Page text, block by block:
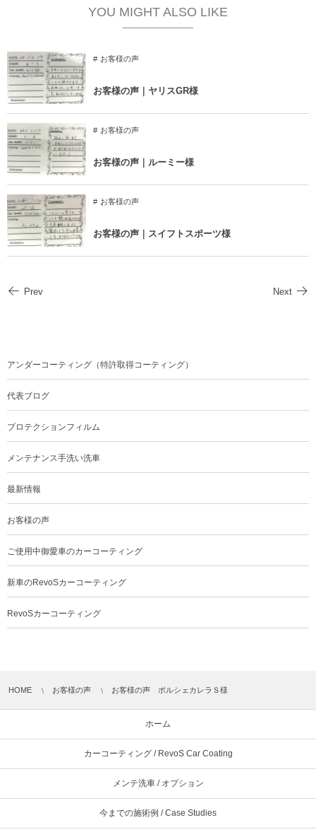
YOU MIGHT ALSO LIKE
お客様の声
お客様の声｜ヤリスGR様
お客様の声
お客様の声｜ルーミー様
お客様の声
お客様の声｜スイフトスポーツ様
Prev Next
アンダーコーティング（特許取得コーティング）
代表ブログ
プロテクションフィルム
メンテナンス手洗い洗車
最新情報
お客様の声
ご使用中御愛車のカーコーティング
新車のRevoSカーコーティング
RevoSカーコーティング
HOME お客様の声 お客様の声 ポルシェカレラＳ様
ホーム
カーコーティング / RevoS Car Coating
メンテ洗車 / オプション
今までの施術例 / Case Studies